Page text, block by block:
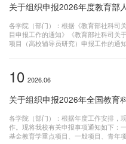
关于组织申报2026年度教育部
各学院（部门）：根据《教育部社科司
目申报工作的通知》《教育部社科司关
项目（高校辅导员研究）申报工作的通
10 2026.06
关于组织申报2026年全国教育
各学院（部门）：根据年度工作安排，
作。现将我校有关申报事项通知如下：
基金教育学重点项目、一般项目、青年